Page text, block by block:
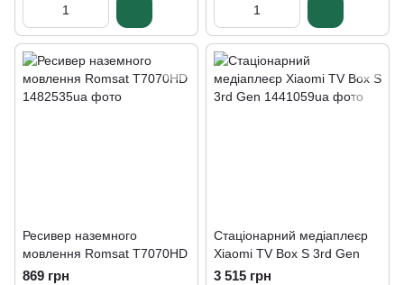
Ресивер наземного
мовлення Romsat T7070HD
869 грн
Стаціонарний медіаплеєр
Xiaomi TV Box S 3rd Gen
3 515 грн